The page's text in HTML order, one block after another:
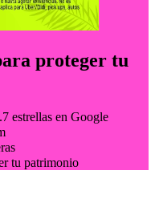
proteger tu
estrellas en Google
tu patrimonio